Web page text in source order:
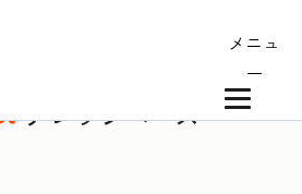
メニュ
ー
ナレッジベース